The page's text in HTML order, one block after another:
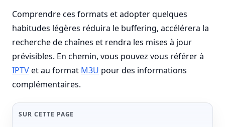
Comprendre ces formats et adopter quelques
habitudes légères réduira le buffering, accélérera la
recherche de chaînes et rendra les mises à jour
prévisibles. En chemin, vous pouvez vous référer à
IPTVet au format M3U pour des informations
complémentaires.
SUR CETTE PAGE